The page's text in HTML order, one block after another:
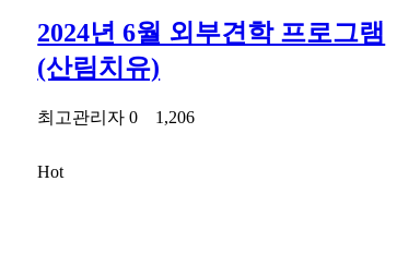
2024년 6월 외부견학 프로그램
(산림치유)
최고관리자 0 1,206
Hot